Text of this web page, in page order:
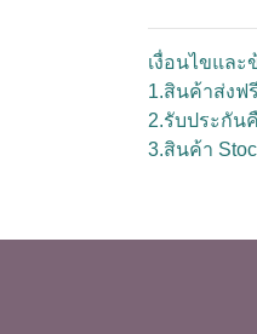
เงื่อนไขแล
1.สินค้าส่งฟ
2.รับประกัน
3.สินค้า